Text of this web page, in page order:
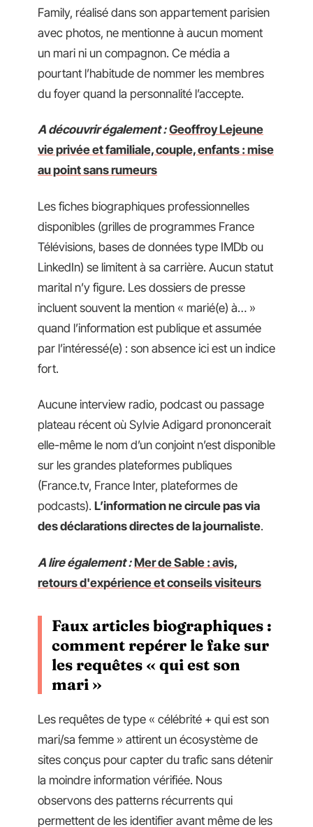
Family, réalisé dans son appartement parisien
avec photos, ne mentionne à aucun moment
un mari ni un compagnon. Ce média a
pourtant l’habitude de nommer les membres
du foyer quand la personnalité l’accepte.
A découvrir également : Geoffroy Lejeune
vie privée et familiale, couple, enfants : mise
au point sans rumeurs
Les fiches biographiques professionnelles
disponibles (grilles de programmes France
Télévisions, bases de données type IMDb ou
LinkedIn) se limitent à sa carrière. Aucun statut
marital n’y figure. Les dossiers de presse
incluent souvent la mention « marié(e) à… »
quand l’information est publique et assumée
par l’intéressé(e) : son absence ici est un indice
fort.
Aucune interview radio, podcast ou passage
plateau récent où Sylvie Adigard prononcerait
elle-même le nom d’un conjoint n’est disponible
sur les grandes plateformes publiques
(France.tv, France Inter, plateformes de
podcasts). L’information ne circule pas via
des déclarations directes de la journaliste.
A lire également : Mer de Sable : avis,
retours d'expérience et conseils visiteurs
Faux articles biographiques :
comment repérer le fake sur
les requêtes « qui est son
mari »
Les requêtes de type « célébrité + qui est son
mari/sa femme » attirent un écosystème de
sites conçus pour capter du trafic sans détenir
la moindre information vérifiée. Nous
observons des patterns récurrents qui
permettent de les identifier avant même de les